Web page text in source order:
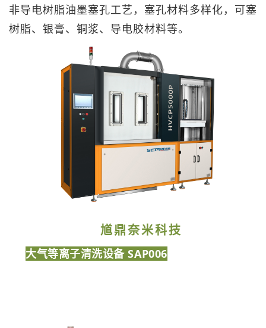
非导电树脂油墨塞孔工艺，塞孔材料多样化，可塞
树脂、银膏、铜浆、导电胶材料等。
馗鼎奈米科技
大气等离子清洗设备 SAP006